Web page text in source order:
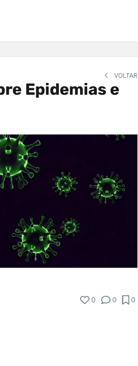
VOLTAR
Epidemias e
0 0 0